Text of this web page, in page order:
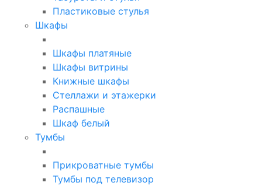
Пластиковые стулья
Шкафы
Шкафы платяные
Шкафы витрины
Книжные шкафы
Стеллажи и этажерки
Распашные
Шкаф белый
Тумбы
Прикроватные тумбы
Тумбы под телевизор